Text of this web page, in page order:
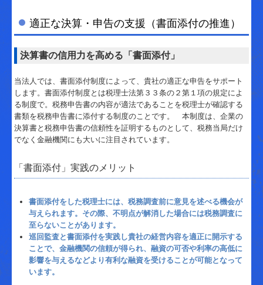
経営者の四季
適正な決算・申告の支援（書面添付の推進）
決算書の信用力を高める「書面添付」
当法人では、書面添付制度によって、貴社の適正な申告をサポート
します。書面添付制度とは税理士法第３３条の２第１項の規定によ
る制度で。税務申告書の内容が適法であることを税理士が確認する
書類を税務申告書に添付する制度のことです。 本制度は、企業の
決算書と税務申告書の信頼性を証明するものとして、税務当局だけ
でなく金融機関にも大いに注目されています。
「書面添付」実践のメリット
書面添付をした税理士には、税務調査前に意見を述べる機会が
与えられます。その際、不明点が解消した場合には税務調査に
至らないことがあります。
巡回監査と書面添付を実践し貴社の経営内容を適正に開示する
ことで、金融機関の信頼が得られ、融資の可否や利率の高低に
影響を与えるなどより有利な融資を受けることが可能となって
います。